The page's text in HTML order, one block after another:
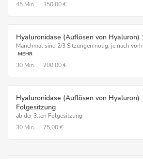
45 Min. 350,00 €
Hyaluronidase (Auflösen von Hyaluron)
Manchmal sind 2/3 Sitzungen nötig, je nach
MEHR
30 Min. 200,00 €
Hyaluronidase (Auflösen von Hyaluron)
Folgesitzung
ab der 3.ten Folgesitzung
30 Min.
75,00 €